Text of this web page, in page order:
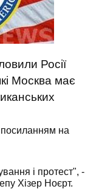
Росії
Москва має
посиланням на
і протест", -
Хізер Ноєрт.